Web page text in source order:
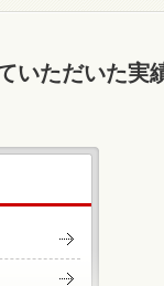
いただいた実